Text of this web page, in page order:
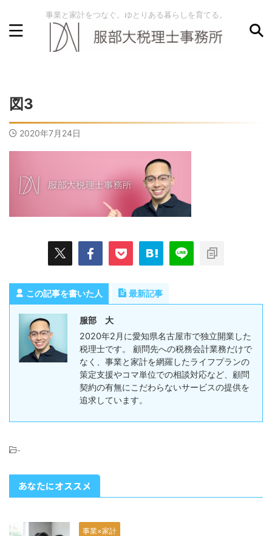
事業と家計をつなぐ。ゆとりある暮らしを育てる。
図3
2020年7月24日
この記事を書いた人 最新記事
服部 大
2020年2月に愛知県名古屋市で独立開業した
税理士です。 顧問先への税務会計業務だけで
なく、事業と家計を網羅したライフプランの
策定支援やコマ単位での相談対応など、顧問
契約の有無にこだわらないサービスの提供を
追求しています。
-
あなたにオススメ
事業×家計